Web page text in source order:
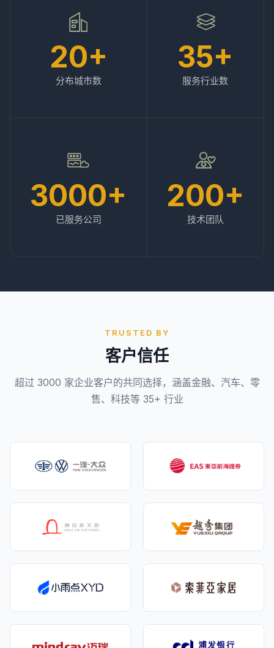
20+
分布城市数
35+
服务行业数
3000+
已服务公司
200+
技术团队
TRUSTED BY
客户信任
超过 3000 家企业客户的共同选择，涵盖金融、汽车、零
售、科技等 35+ 行业